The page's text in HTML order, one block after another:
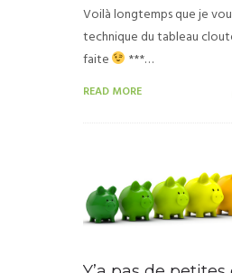
Voilà longtemps que je
technique du tableau
faite
***…
READ MORE